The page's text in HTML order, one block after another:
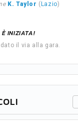
K. Taylor ( Lazio)
INIZIATA!
il via alla gara.